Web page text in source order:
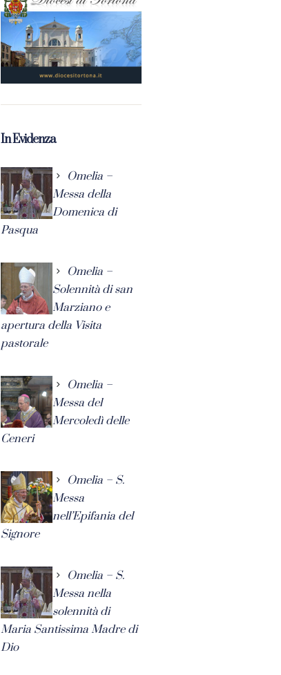
In Evidenza
Omelia –
Messa della
Domenica di
Pasqua
Omelia –
Solennità di san
Marziano e
apertura della Visita
pastorale
Omelia –
Messa del
Mercoledì delle
Ceneri
Omelia – S.
Messa
nell’Epifania del
Signore
Omelia – S.
Messa nella
solennità di
Maria Santissima Madre di
Dio